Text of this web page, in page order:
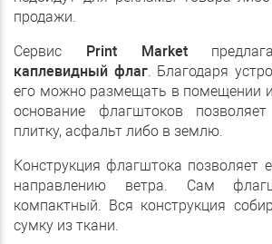
продажи.
Сервис
Print Market
каплевидный флаг. Благодаря
его можно размещать в помещении
основание флагштоков
плитку, асфальт либо в землю.
Конструкция флагштока позволяет
направлению ветра. Сам
компактный. Вся конструкция
сумку из ткани.